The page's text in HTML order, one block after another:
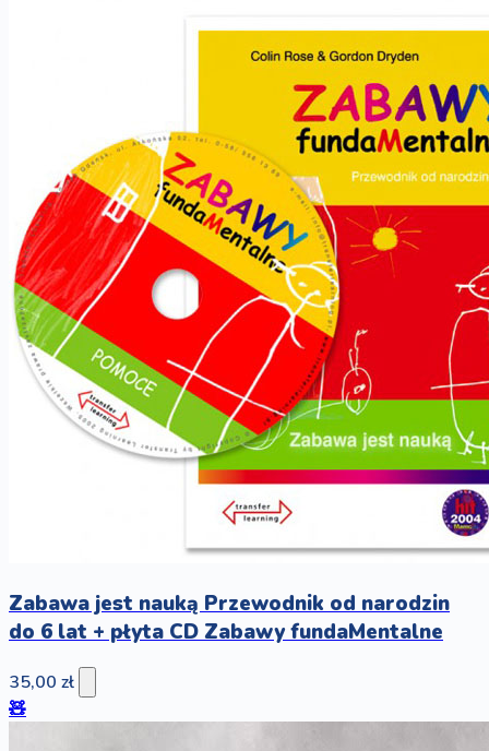
Zabawa jest nauką Przewodnik od narodzin
do 6 lat + płyta CD Zabawy fundaMentalne
35,00 zł
🧸